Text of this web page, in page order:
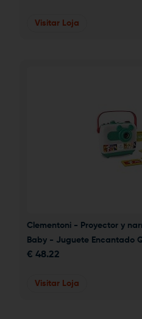
Visitar Loja
Clementoni - Proyector y
Baby - Juguete Encantado
€ 48.22
Visitar Loja